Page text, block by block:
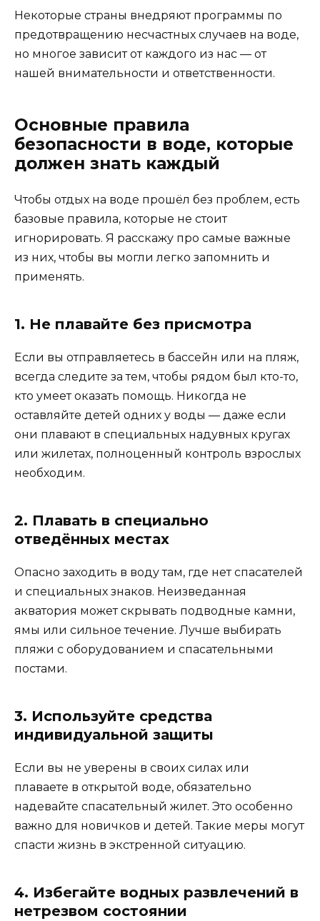
Некоторые страны внедряют программы по
предотвращению несчастных случаев на воде,
но многое зависит от каждого из нас — от
нашей внимательности и ответственности.
Основные правила
безопасности в воде, которые
должен знать каждый
Чтобы отдых на воде прошёл без проблем, есть
базовые правила, которые не стоит
игнорировать. Я расскажу про самые важные
из них, чтобы вы могли легко запомнить и
применять.
1. Не плавайте без присмотра
Если вы отправляетесь в бассейн или на пляж,
всегда следите за тем, чтобы рядом был кто-то,
кто умеет оказать помощь. Никогда не
оставляйте детей одних у воды — даже если
они плавают в специальных надувных кругах
или жилетах, полноценный контроль взрослых
необходим.
2. Плавать в специально
отведённых местах
Опасно заходить в воду там, где нет спасателей
и специальных знаков. Неизведанная
акватория может скрывать подводные камни,
ямы или сильное течение. Лучше выбирать
пляжи с оборудованием и спасательными
постами.
3. Используйте средства
индивидуальной защиты
Если вы не уверены в своих силах или
плаваете в открытой воде, обязательно
надевайте спасательный жилет. Это особенно
важно для новичков и детей. Такие меры могут
спасти жизнь в экстренной ситуацию.
4. Избегайте водных развлечений в
нетрезвом состоянии